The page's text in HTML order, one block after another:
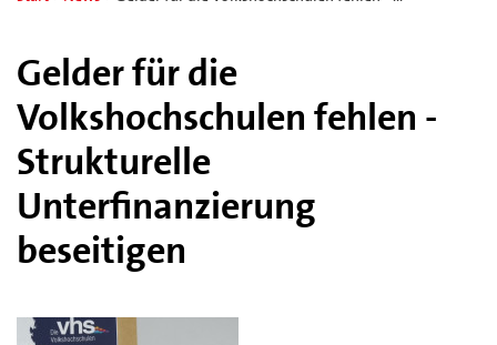
Gelder für die
Volkshochschulen fehlen -
Strukturelle
Unterfinanzierung
beseitigen